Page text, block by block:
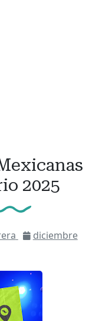
2025
diciembre